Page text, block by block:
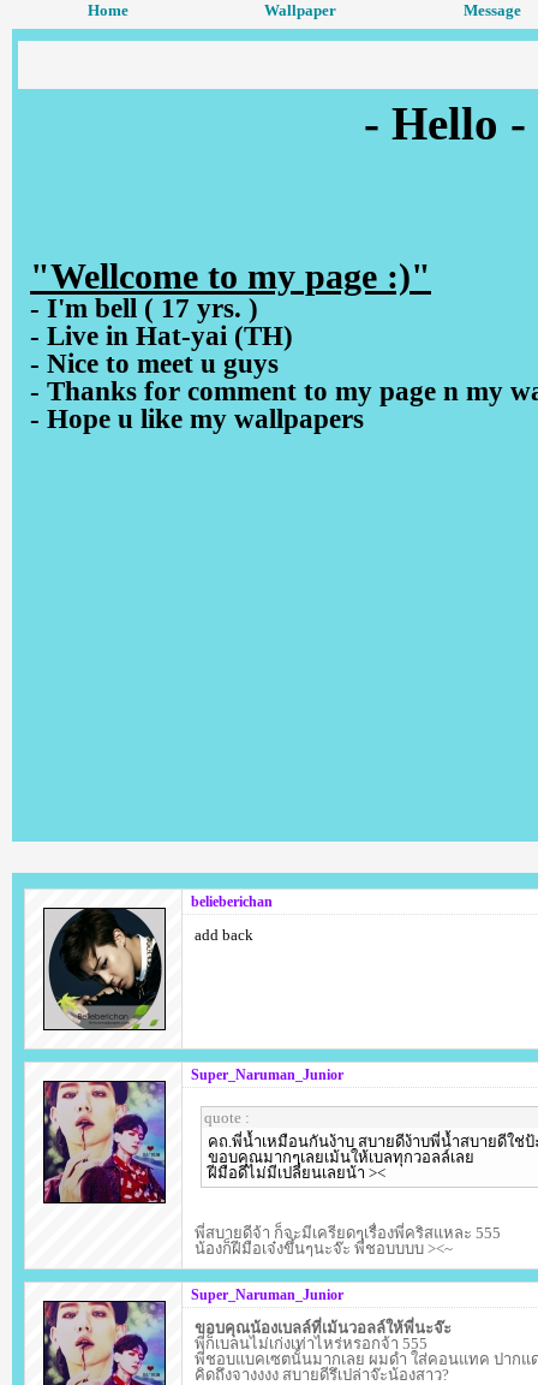
Home Wallpaper Message
- Hello -
"Wellcome to my page :)"
- I'm bell ( 17 yrs. )
- Live in Hat-yai (TH)
- Nice to meet u guys
- Thanks for comment to my page n my
- Hope u like my wallpapers
belieberichan
add back
Super_Naruman_Junior
quote :
คถ.พี่น้ำเหมือนกันง้าบ สบายดีง้าบพี่น้ำสบายดีใช่ป้
ขอบคุณมากๆเลยเม้นให้เบลทุกวอลล์เลย
ฝีมือดีไม่มีเปลี่ยนเลยน้า ><
พี่สบายดีจ้า ก็จะมีเครียดๆเรื่องพี่คริสแหละ 555
น้องก็ฝีมือเจ๋งขึ้นๆนะจ๊ะ พี่ชอบบบบ ><~
Super_Naruman_Junior
ขอบคุณน้องเบลล์ที่เม้นวอลล์ให้พี่นะจ๊ะ
พี่ก็เบลนไม่เก่งเท่าไหร่หรอกจ้า 555
พี่ชอบแบคเซตนั้นมากเลย ผมดำ ใส่คอนแทค ปากแด
คิดถึงจางงงง สบายดีรึเปล่าจ๊ะน้องสาว?